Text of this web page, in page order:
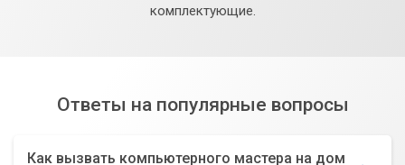
комплектующие.
Ответы на популярные вопросы
Как вызвать компьютерного мастера на дом